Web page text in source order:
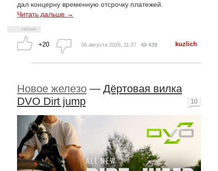
дал концерну временную отсрочку платежей.
Читать дальше →
+20 06 августа 2026, 11:37 439 kuzlich
Новое железо — Дёртовая вилка
DVO Dirt jump
10